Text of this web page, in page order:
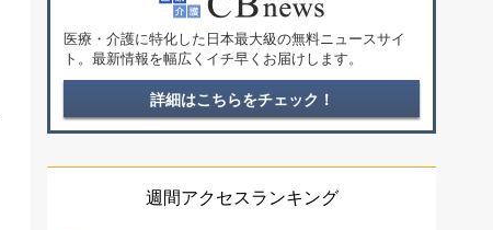
医療・介護に特化した日本最大級の無料ニュースサイ
ト。最新情報を幅広くイチ早くお届けします。
詳細はこちらをチェック！
週間アクセスランキング